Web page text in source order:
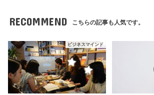
RECOMMEND こちらの記事も人気です。
ビジネスマインド